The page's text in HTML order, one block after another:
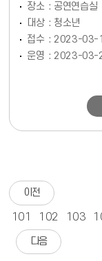
장소
공연연습실
대상
청소년
접수
2023-03-
운영
2023-03-
이전
101 102 103
다음